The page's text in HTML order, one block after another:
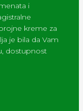
i
kreme za
je bila da Vam
dostupnost